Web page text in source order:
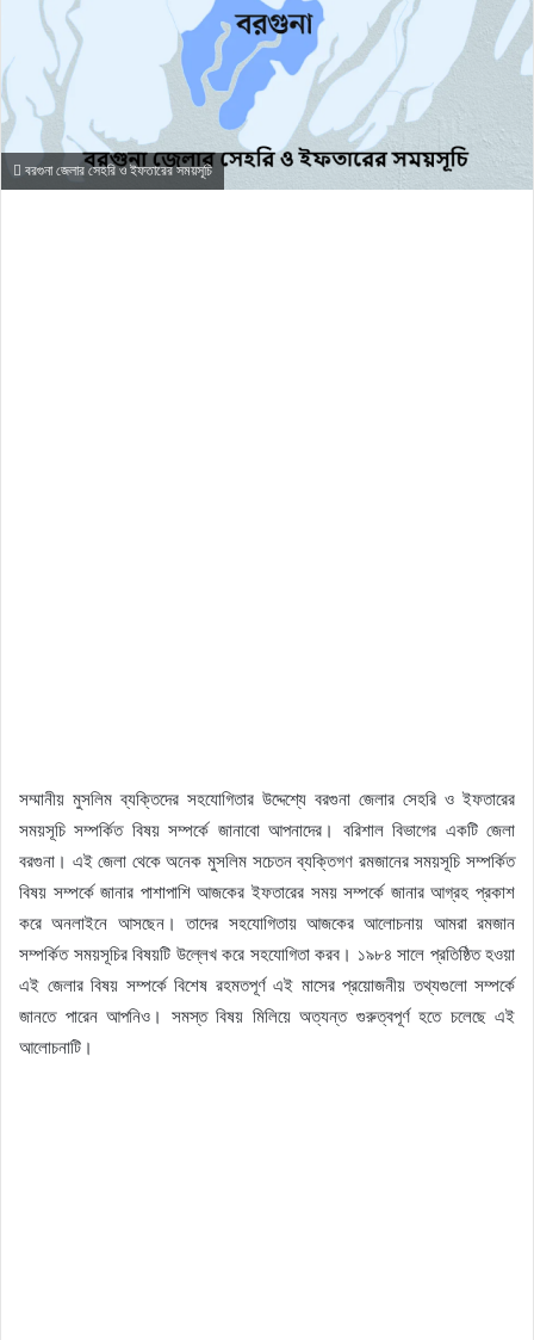
বরগুনা জেলার সেহরি ও ইফতারের সময়সূচি
সম্মানীয় মুসলিম ব্যক্তিদের সহযোগিতার উদ্দেশ্যে বরগুনা জেলার সেহরি ও ইফতারের
সময়সূচি সম্পর্কিত বিষয় সম্পর্কে জানাবো আপনাদের। বরিশাল বিভাগের একটি জেলা
বরগুনা। এই জেলা থেকে অনেক মুসলিম সচেতন ব্যক্তিগণ রমজানের সময়সূচি সম্পর্কিত
বিষয় সম্পর্কে জানার পাশাপাশি আজকের ইফতারের সময় সম্পর্কে জানার আগ্রহ প্রকাশ
করে অনলাইনে আসছেন। তাদের সহযোগিতায় আজকের আলোচনায় আমরা রমজান
সম্পর্কিত সময়সূচির বিষয়টি উল্লেখ করে সহযোগিতা করব। ১৯৮৪ সালে প্রতিষ্ঠিত হওয়া
এই জেলার বিষয় সম্পর্কে বিশেষ রহমতপূর্ণ এই মাসের প্রয়োজনীয় তথ্যগুলো সম্পর্কে
জানতে পারেন আপনিও। সমস্ত বিষয় মিলিয়ে অত্যন্ত গুরুত্বপূর্ণ হতে চলেছে এই
আলোচনাটি।